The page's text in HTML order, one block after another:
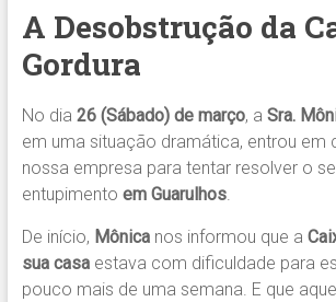
A Desobstrução da
Gordura
No dia 26 (Sábado) de março, a Sra.
em uma situação dramática, entrou em
nossa empresa para tentar resolver o
entupimento em Guarulhos.
De início, Mônicanos informou que a
sua casaestava com dificuldade para
pouco mais de uma semana. E que